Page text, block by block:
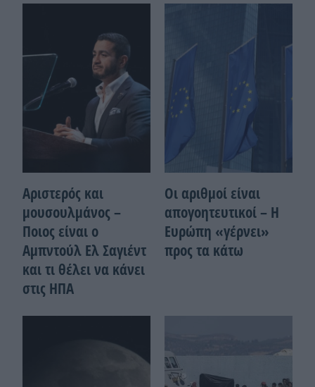
Αριστερός και
μουσουλμάνος –
Ποιoς είναι ο
Αμπντούλ Ελ Σαγιέντ
και τι θέλει να κάνει
στις ΗΠΑ
Οι αριθμοί είναι
απογοητευτικοί – Η
Ευρώπη «γέρνει»
προς τα κάτω